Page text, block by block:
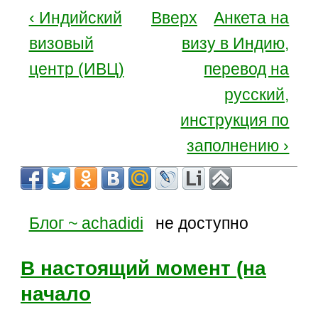
‹ Индийский
визовый
центр (ИВЦ)
Вверх
Анкета на
визу в Индию,
перевод на
русский,
инструкция по
заполнению ›
Блог ~ achadidi не доступно
В настоящий момент (на
начало